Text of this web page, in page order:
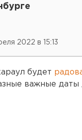
2022 в 15:13
будет
важные даты